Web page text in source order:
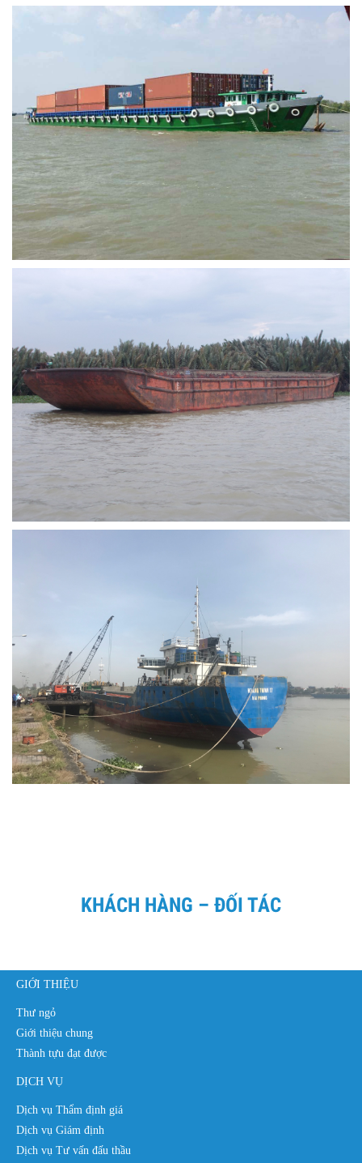
KHÁCH HÀNG – ĐỐI TÁC
GIỚI THIỆU
Thư ngỏ
Giới thiệu chung
Thành tựu đạt được
DỊCH VỤ
Dịch vụ Thẩm định giá
Dịch vụ Giám định
Dịch vụ Tư vấn đấu thầu